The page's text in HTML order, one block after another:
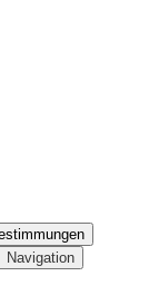
Navigation